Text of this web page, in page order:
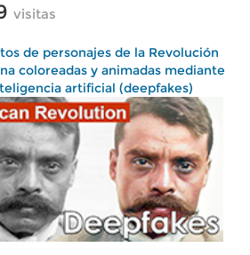
visitas
de personajes de la Revolución
coloreadas y animadas mediante
artificial (deepfakes)